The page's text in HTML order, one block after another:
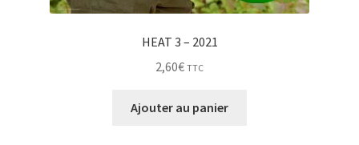
HEAT 3 – 2021
2,60€ TTC
Ajouter au panier